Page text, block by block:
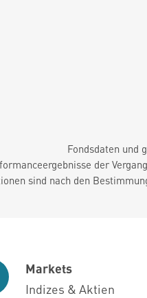
Fondsdaten und
der
sind nach den
Markets
Indizes & Aktien